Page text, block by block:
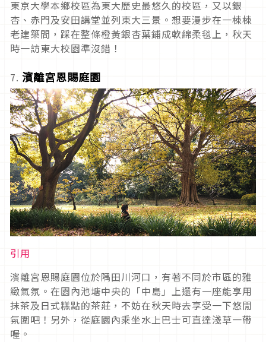
東京大學本鄉校區為東大歷史最悠久的校區，又以銀
杏、赤門及安田講堂並列東大三景。想要漫步在一棟棟
老建築間，踩在整條橙黃銀杏葉鋪成軟綿柔毯上，秋天
時一訪東大校園準沒錯！
7. 濱離宮恩賜庭園
引用
濱離宮恩賜庭園位於隅田川河口，有著不同於市區的雅
緻氣氛。在園內池塘中央的「中島」上還有一座能享用
抹茶及日式糕點的茶莊，不妨在秋天時去享受一下悠閒
氛圍吧！另外，從庭園內乘坐水上巴士可直達淺草一帶
喔。